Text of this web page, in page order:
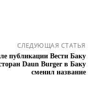
СЛЕДУЮЩАЯ СТАТЬЯ
публикации Вести Баку
Daun Burger в Баку
сменил название